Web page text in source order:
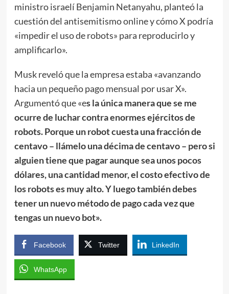
ministro israelí Benjamin Netanyahu, planteó la
cuestión del antisemitismo online y cómo X podría
«impedir el uso de robots» para reproducirlo y
amplificarlo».
Musk reveló que la empresa estaba «avanzando
hacia un pequeño pago mensual por usar X».
Argumentó que «es la única manera que se me
ocurre de luchar contra enormes ejércitos de
robots. Porque un robot cuesta una fracción de
centavo – llámelo una décima de centavo – pero si
alguien tiene que pagar aunque sea unos pocos
dólares, una cantidad menor, el costo efectivo de
los robots es muy alto. Y luego también debes
tener un nuevo método de pago cada vez que
tengas un nuevo bot».
Facebook Twitter LinkedIn
WhatsApp